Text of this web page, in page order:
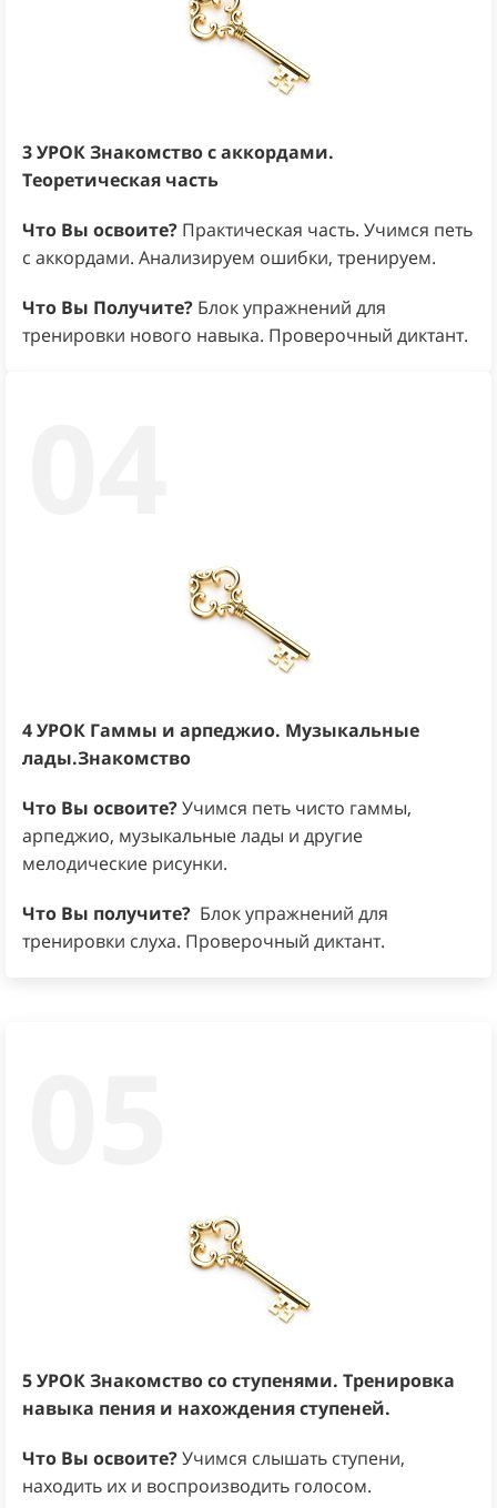
3 УРОКЗнакомство с аккордами.
Теоретическая часть
Что Вы освоите? Практическая часть. Учимся петь
с аккордами. Анализируем ошибки, тренируем.
Что Вы Получите? Блок упражнений для
тренировки нового навыка. Проверочный диктант.
4 УРОК Гаммы и арпеджио. Музыкальные
лады.Знакомство
Что Вы освоите?Учимся петь чисто гаммы,
арпеджио, музыкальные лады и другие
мелодические рисунки.
Что Вы получите? Блок упражнений для
тренировки слуха. Проверочный диктант.
5 УРОКЗнакомство со ступенями. Тренировка
навыка пения и нахождения ступеней.
Что Вы освоите?Учимся слышать ступени,
находить их и воспроизводить голосом.